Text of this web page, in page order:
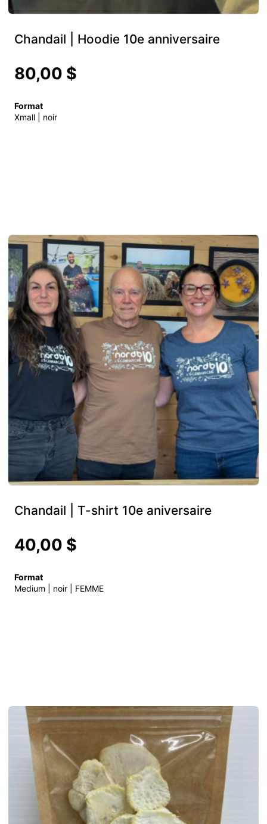
Chandail | Hoodie 10e anniversaire
80,00 $
Format
Xmall | noir
Chandail | T-shirt 10e aniversaire
40,00 $
Format
Medium | noir | FEMME